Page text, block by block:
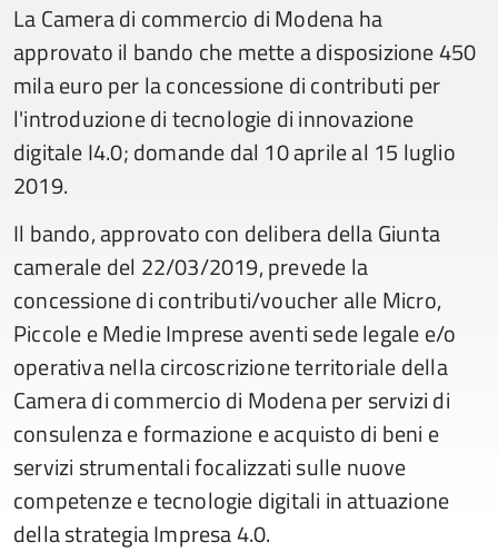
La Camera di commercio di Modena ha
approvato il bando che mette a disposizione 450
mila euro per la concessione di contributi per
l'introduzione di tecnologie di innovazione
digitale I4.0; domande dal 10 aprile al 15 luglio
2019.
Il bando, approvato con delibera della Giunta
camerale del 22/03/2019, prevede la
concessione di contributi/voucher alle Micro,
Piccole e Medie Imprese aventi sede legale e/o
operativa nella circoscrizione territoriale della
Camera di commercio di Modena per servizi di
consulenza e formazione e acquisto di beni e
servizi strumentali focalizzati sulle nuove
competenze e tecnologie digitali in attuazione
della strategia Impresa 4.0.